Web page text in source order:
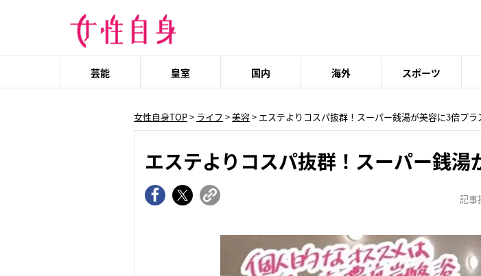
芸能 皇室 国内 海外 スポーツ
女性自身TOP> ライフ >美容> エステよりコスパ抜群！スーパー銭湯が美容に3倍プラ
エステよりコスパ抜群！スーパー銭
記事